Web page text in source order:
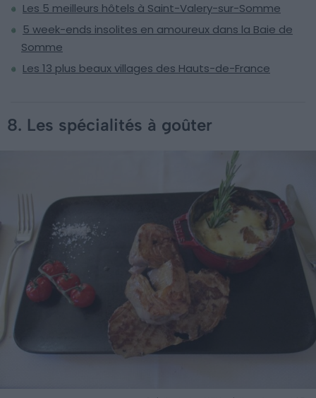
Les 5 meilleurs hôtels à Saint-Valery-sur-Somme
5 week-ends insolites en amoureux dans la Baie de
Somme
Les 13 plus beaux villages des Hauts-de-France
8. Les spécialités à goûter